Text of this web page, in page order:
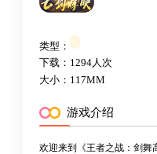
类型：
下载：1294人次
大小：117MM
游戏介绍
欢迎来到《王者之战：剑舞